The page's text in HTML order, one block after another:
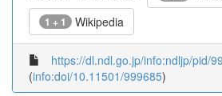
1 + 1 Wikipedia
https://dl.ndl.go.jp/info:ndljp/pid/
(info:doi/10.11501/999685)